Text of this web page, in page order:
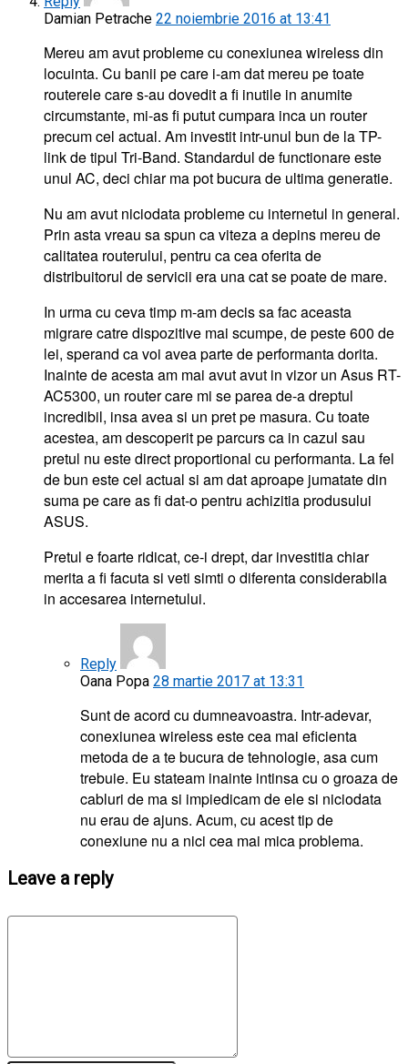
Damian Petrache 22 noiembrie 2016 at 13:41
Mereu am avut probleme cu conexiunea wireless din
locuinta. Cu banii pe care i-am dat mereu pe toate
routerele care s-au dovedit a fi inutile in anumite
circumstante, mi-as fi putut cumpara inca un router
precum cel actual. Am investit intr-unul bun de la TP-
link de tipul Tri-Band. Standardul de functionare este
unul AC, deci chiar ma pot bucura de ultima generatie.
Nu am avut niciodata probleme cu internetul in general.
Prin asta vreau sa spun ca viteza a depins mereu de
calitatea routerului, pentru ca cea oferita de
distribuitorul de servicii era una cat se poate de mare.
In urma cu ceva timp m-am decis sa fac aceasta
migrare catre dispozitive mai scumpe, de peste 600 de
lei, sperand ca voi avea parte de performanta dorita.
Inainte de acesta am mai avut avut in vizor un Asus RT-
AC5300, un router care mi se parea de-a dreptul
incredibil, insa avea si un pret pe masura. Cu toate
acestea, am descoperit pe parcurs ca in cazul sau
pretul nu este direct proportional cu performanta. La fel
de bun este cel actual si am dat aproape jumatate din
suma pe care as fi dat-o pentru achizitia produsului
ASUS.
Pretul e foarte ridicat, ce-i drept, dar investitia chiar
merita a fi facuta si veti simti o diferenta considerabila
in accesarea internetului.
Reply
Oana Popa 28 martie 2017 at 13:31
Sunt de acord cu dumneavoastra. Intr-adevar,
conexiunea wireless este cea mai eficienta
metoda de a te bucura de tehnologie, asa cum
trebuie. Eu stateam inainte intinsa cu o groaza de
cabluri de ma si impiedicam de ele si niciodata
nu erau de ajuns. Acum, cu acest tip de
conexiune nu a nici cea mai mica problema.
Leave a reply